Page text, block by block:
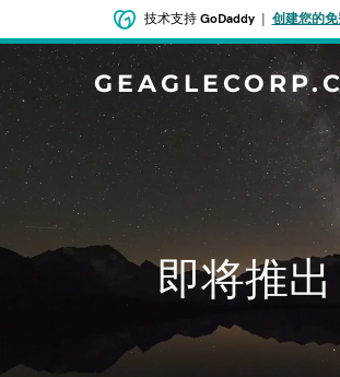
技术支持 GoDaddy| 创建您的免
即将推出